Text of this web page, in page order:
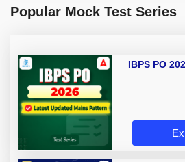
Popular Mock Test Series
IBPS PO